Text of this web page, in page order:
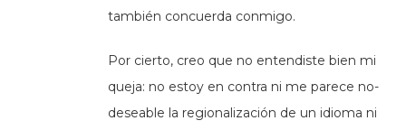
también concuerda conmigo.
Por cierto, creo que no entendiste bien mi
queja: no estoy en contra ni me parece no-
deseable la regionalización de un idioma ni